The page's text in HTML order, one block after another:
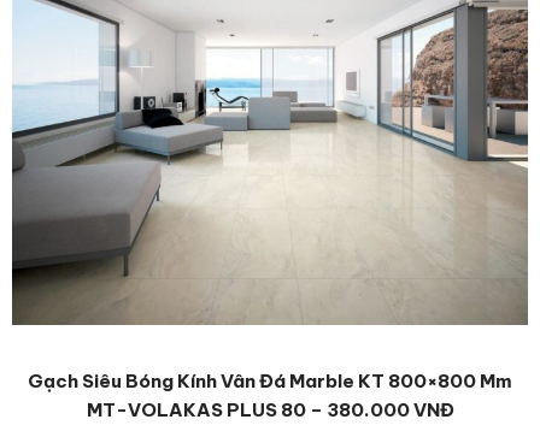
Gạch Siêu Bóng Kính Vân Đá Marble KT 800×800 Mm
MT-VOLAKAS PLUS 80 – 380.000 VNĐ